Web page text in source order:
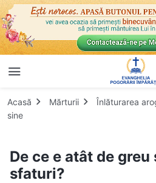
Acasă Mărturii
Înlăturarea
sine
De ce e atât de
sfaturi?